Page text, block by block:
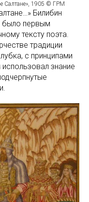
Салтане», 1905 © ГРМ
Билибин
было первым
тексту поэта.
традиции
с принципами
знание